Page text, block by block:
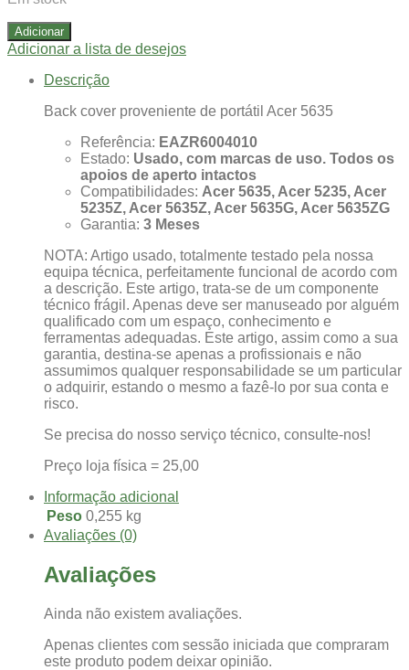
Adicionar
Adicionar a lista de desejos
Descrição
Back cover proveniente de portátil Acer 5635
Referência: EAZR6004010
Estado: Usado, com marcas de uso. Todos os
apoios de aperto intactos
Compatibilidades: Acer 5635, Acer 5235, Acer
5235Z, Acer 5635Z, Acer 5635G, Acer 5635ZG
Garantia: 3 Meses
NOTA: Artigo usado, totalmente testado pela nossa
equipa técnica, perfeitamente funcional de acordo com
a descrição. Este artigo, trata-se de um componente
técnico frágil. Apenas deve ser manuseado por alguém
qualificado com um espaço, conhecimento e
ferramentas adequadas. Este artigo, assim como a sua
garantia, destina-se apenas a profissionais e não
assumimos qualquer responsabilidade se um particular
o adquirir, estando o mesmo a fazê-lo por sua conta e
risco.
Se precisa do nosso serviço técnico, consulte-nos!
Preço loja física = 25,00
Informação adicional
Peso 0,255 kg
Avaliações (0)
Avaliações
Ainda não existem avaliações.
Apenas clientes com sessão iniciada que compraram
este produto podem deixar opinião.